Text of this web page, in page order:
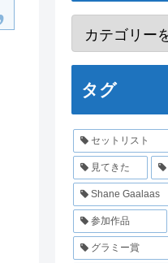
タグ
セットリスト
見てきた
Shane Gaalaas
参加作品
グラミー賞